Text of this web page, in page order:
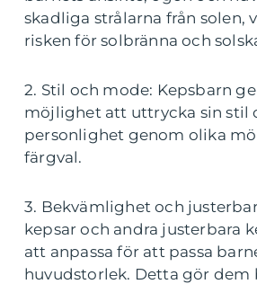
skadliga strålarna från solen,
risken för solbränna och
2. Stil och mode: Kepsbarn
möjlighet att uttrycka sin stil
personlighet genom olika
färgval.
3. Bekvämlighet och
kepsar och andra justerbara
att anpassa för att passa
huvudstorlek. Detta gör dem